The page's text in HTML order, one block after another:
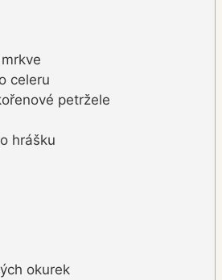
celeru
petržele
hrášku
okurek